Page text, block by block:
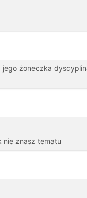
żoneczka
nie znasz tematu